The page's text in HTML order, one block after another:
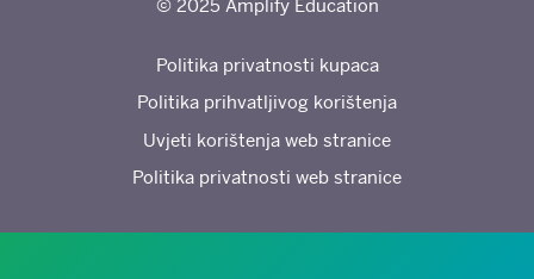
© 2025 Amplify Education
Politika privatnosti kupaca
Politika prihvatljivog korištenja
Uvjeti korištenja web stranice
Politika privatnosti web stranice